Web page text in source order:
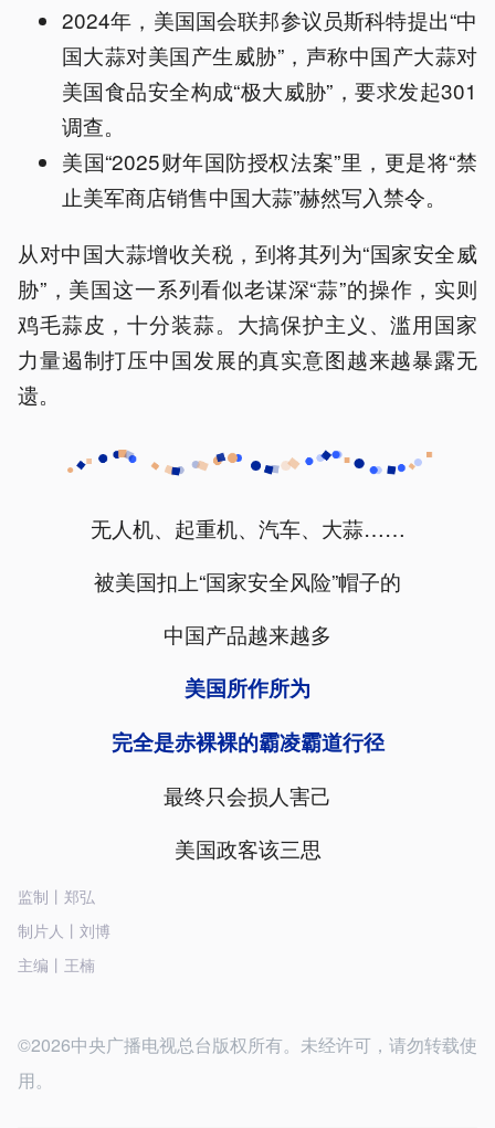
2024年，美国国会联邦参议员斯科特提出“中
国大蒜对美国产生威胁”，声称中国产大蒜对
美国食品安全构成“极大威胁”，要求发起301
调查。
美国“2025财年国防授权法案”里，更是将“禁
止美军商店销售中国大蒜”赫然写入禁令。
从对中国大蒜增收关税，到将其列为“国家安全威
胁”，美国这一系列看似老谋深“蒜”的操作，实则
鸡毛蒜皮，十分装蒜。大搞保护主义、滥用国家
力量遏制打压中国发展的真实意图越来越暴露无
遗。
无人机、起重机、汽车、大蒜……
被美国扣上“国家安全风险”帽子的
中国产品越来越多
美国所作所为
完全是赤裸裸的霸凌霸道行径
最终只会损人害己
美国政客该三思
监制丨郑弘
制片人丨刘博
主编丨王楠
©2026中央广播电视总台版权所有。未经许可，请勿转载使
用。